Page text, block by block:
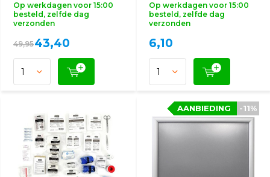
Op werkdagen voor 15:00
besteld, zelfde dag
verzonden
49,9543,40
Op werkdagen voor 15:00
besteld, zelfde dag
verzonden
6,10
-11%
AANBIEDING -11%
AANBIEDING